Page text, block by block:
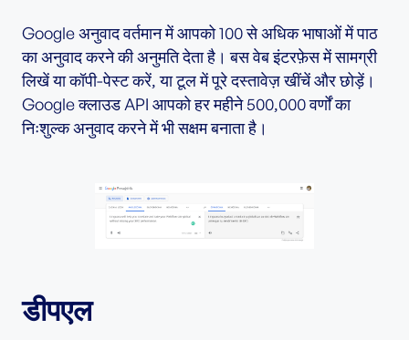
Google अनुवाद वर्तमान में आपको 100 से अधिक भाषाओं में पाठ
का अनुवाद करने की अनुमति देता है। बस वेब इंटरफ़ेस में सामग्री
लिखें या कॉपी-पेस्ट करें, या टूल में पूरे दस्तावेज़ खींचें और छोड़ें।
Google क्लाउड API आपको हर महीने 500,000 वर्णों का
निःशुल्क अनुवाद करने में भी सक्षम बनाता है।
डीपएल